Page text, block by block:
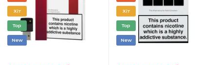
Хіт
Top
New
Хіт
Top
New